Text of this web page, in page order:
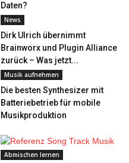
Daten?
News
Dirk Ulrich übernimmt
Brainworx und Plugin Alliance
zurück – Was jetzt...
Musik aufnehmen
Die besten Synthesizer mit
Batteriebetrieb für mobile
Musikproduktion
Abmischen lernen